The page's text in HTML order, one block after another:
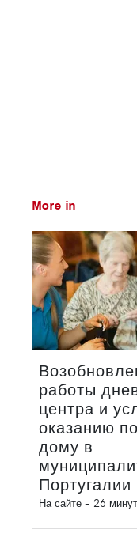
More in
работы
центра и
оказанию
дому в
Португалии
На сайте - 26